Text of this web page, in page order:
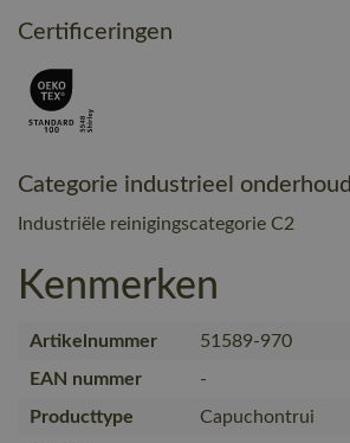
Certificeringen
Categorie industrieel onderhoud
Industriële reinigingscategorie C2
Kenmerken
Artikelnummer
51589-970
EAN nummer
-
Producttype
Capuchontrui